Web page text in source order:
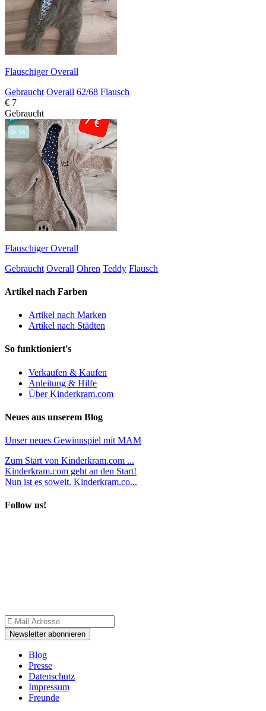
Flauschiger Overall
Gebraucht Overall 62/68 Flausch
€ 7
Gebraucht
Flauschiger Overall
Gebraucht Overall Ohren Teddy Flausch
Artikel nach Farben
Artikel nach Marken
Artikel nach Städten
So funktioniert's
Verkaufen & Kaufen
Anleitung & Hilfe
Über Kinderkram.com
Neues aus unserem Blog
Unser neues Gewinnspiel mit MAM
Zum Start von Kinderkram.com ...
Kinderkram.com geht an den Start!
Nun ist es soweit. Kinderkram.co...
Follow us!
Blog
Presse
Datenschutz
Impressum
Freunde